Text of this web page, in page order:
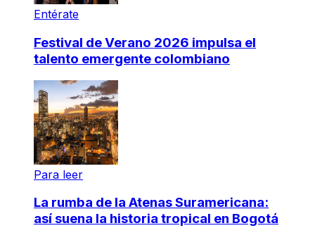
Entérate
Festival de Verano 2026 impulsa el
talento emergente colombiano
Para leer
La rumba de la Atenas Suramericana:
así suena la historia tropical en Bogotá